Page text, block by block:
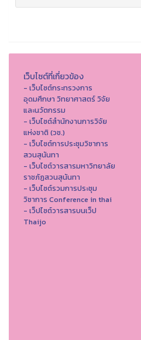
เว็บไซต์ที่เกี่ยวข้อง
- เว็บไซต์กระทรวงการ
อุดมศึกษา วิทยาศาสตร์ วิจัย
และนวัตกรรม
- เว็บไซต์สำนักงานการวิจัย
แห่งชาติ (วช.)
- เว็บไซต์การประชุมวิชาการ
สวนสุนันทา
- เว็บไซต์วารสารมหาวิทยาลัย
ราชภัฏสวนสุนันทา
- เว็บไซต์รวมการประชุม
วิชาการ Conference in thai
- เว็ปไซต์วารสารบนเว็ป
Thaijo